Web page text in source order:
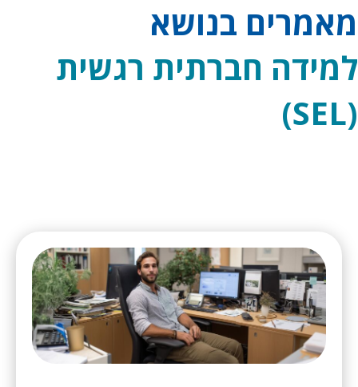
מאמרים בנושא
למידה חברתית רגשית
(SEL)